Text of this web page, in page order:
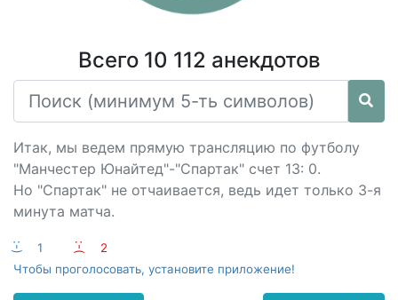
Всего 10 112 анекдотов
Итак, мы ведем прямую трансляцию по футболу
"Манчестер Юнайтед"-"Спартак" счет 13: 0.
Но "Спартак" не отчаивается, ведь идет только 3-я
минута матча.
:-) 1 :-(
2
Чтобы проголосовать, установите приложение!